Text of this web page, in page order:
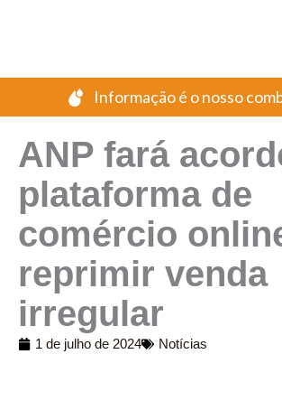
Informação é o nosso
ANP fará
plataforma de
comércio
reprimir venda
irregular
1 de julho de 2024 Notícias